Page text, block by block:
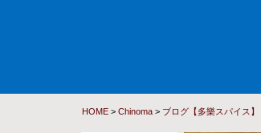
HOME > Chinoma > ブログ【多樂スパイス】